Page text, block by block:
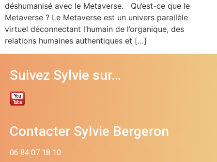
déshumanisé avec le Metaverse. Qu’est-ce que le
Metaverse ? Le Metaverse est un univers parallèle
virtuel déconnectant l’humain de l’organique, des
relations humaines authentiques et […]
Suivez Sylvie sur…
Contacter Sylvie Bergeron
06 84 07 18 10